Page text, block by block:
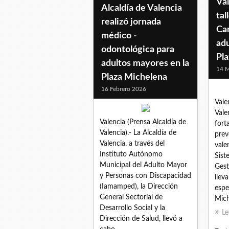
14
Alcaldía de Valencia
realizó jornada
médico -
odontológica para
adultos mayores en la
Plaza Michelena
16 Febrero 2026
Valencia (Prensa Alcaldía de
Valencia).- La Alcaldía de
Valencia, a través del
Instituto Autónomo
Municipal del Adulto Mayor
y Personas con Discapacidad
(Iamamped), la Dirección
General Sectorial de
Desarrollo Social y la
Dirección de Salud, llevó a